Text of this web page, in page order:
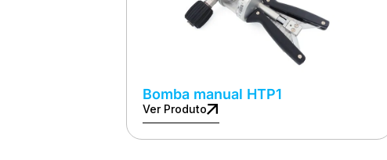
Bomba manual HTP1
Ver Produto